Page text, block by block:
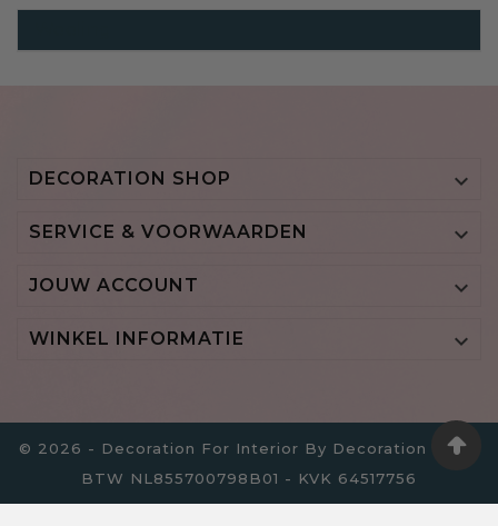
DECORATION SHOP 
SERVICE & VOORWAARDEN 
JOUW ACCOUNT 
WINKEL INFORMATIE 
© 2026 - Decoration For Interior By Decoration B.V. -
BTW NL855700798B01 - KVK 64517756